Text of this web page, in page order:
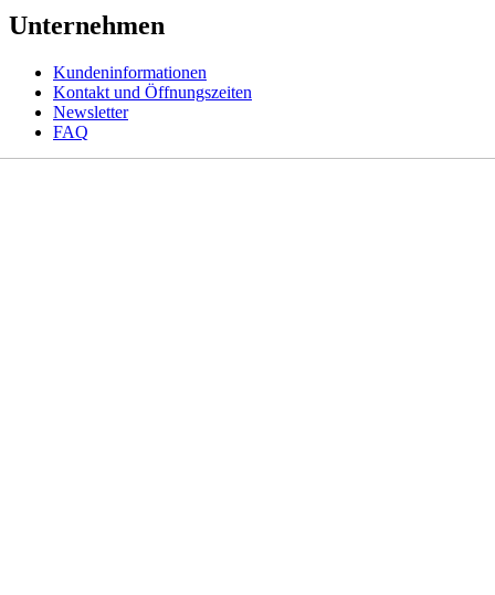
Unternehmen
Kundeninformationen
Kontakt und Öffnungszeiten
Newsletter
FAQ